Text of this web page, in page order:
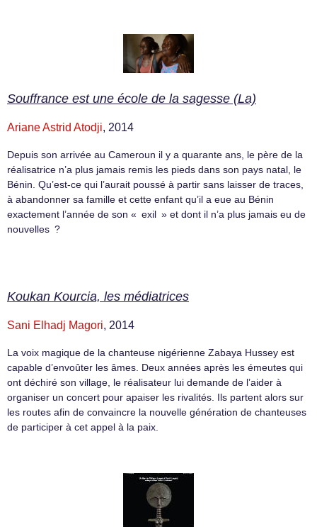
Souffrance est une école de la sagesse (La)
Ariane Astrid Atodji, 2014
Depuis son arrivée au Cameroun il y a quarante ans, le père de la
réalisatrice n’a plus jamais remis les pieds dans son pays natal, le
Bénin. Qu’est-ce qui l’aurait poussé à partir sans laisser de traces,
à abandonner sa famille et cette enfant qu’il a eue au Bénin
exactement l’année de son « exil » et dont il n’a plus jamais eu de
nouvelles ?
Koukan Kourcia, les médiatrices
Sani Elhadj Magori, 2014
La voix magique de la chanteuse nigérienne Zabaya Hussey est
capable d’envoûter les âmes. Deux années après les émeutes qui
ont déchiré son village, le réalisateur lui demande de l’aider à
organiser un concert pour apaiser les rivalités. Ils partent alors sur
les routes afin de convaincre la nouvelle génération de chanteuses
de participer à cet appel à la paix.